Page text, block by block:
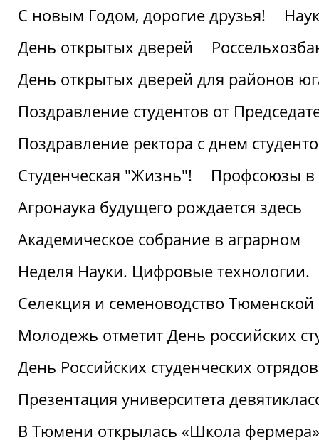
С новым Годом, дорогие друзья!
День открытых дверей
День открытых дверей для районов
Поздравление студентов от
Поздравление ректора с днем
Студенческая "Жизнь"!
Профсоюзы в
Агронаука будущего рождается здесь
Академическое собрание в аграрном
Неделя Науки. Цифровые технологии.
Селекция и семеноводство Тюменской
Молодежь отметит День российских
День Российских студенческих
Презентация университета
В Тюмени открылась «Школа фермера»